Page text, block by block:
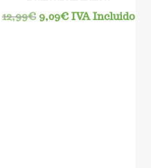
12,99€ El
9,09€El
IVA Incluido